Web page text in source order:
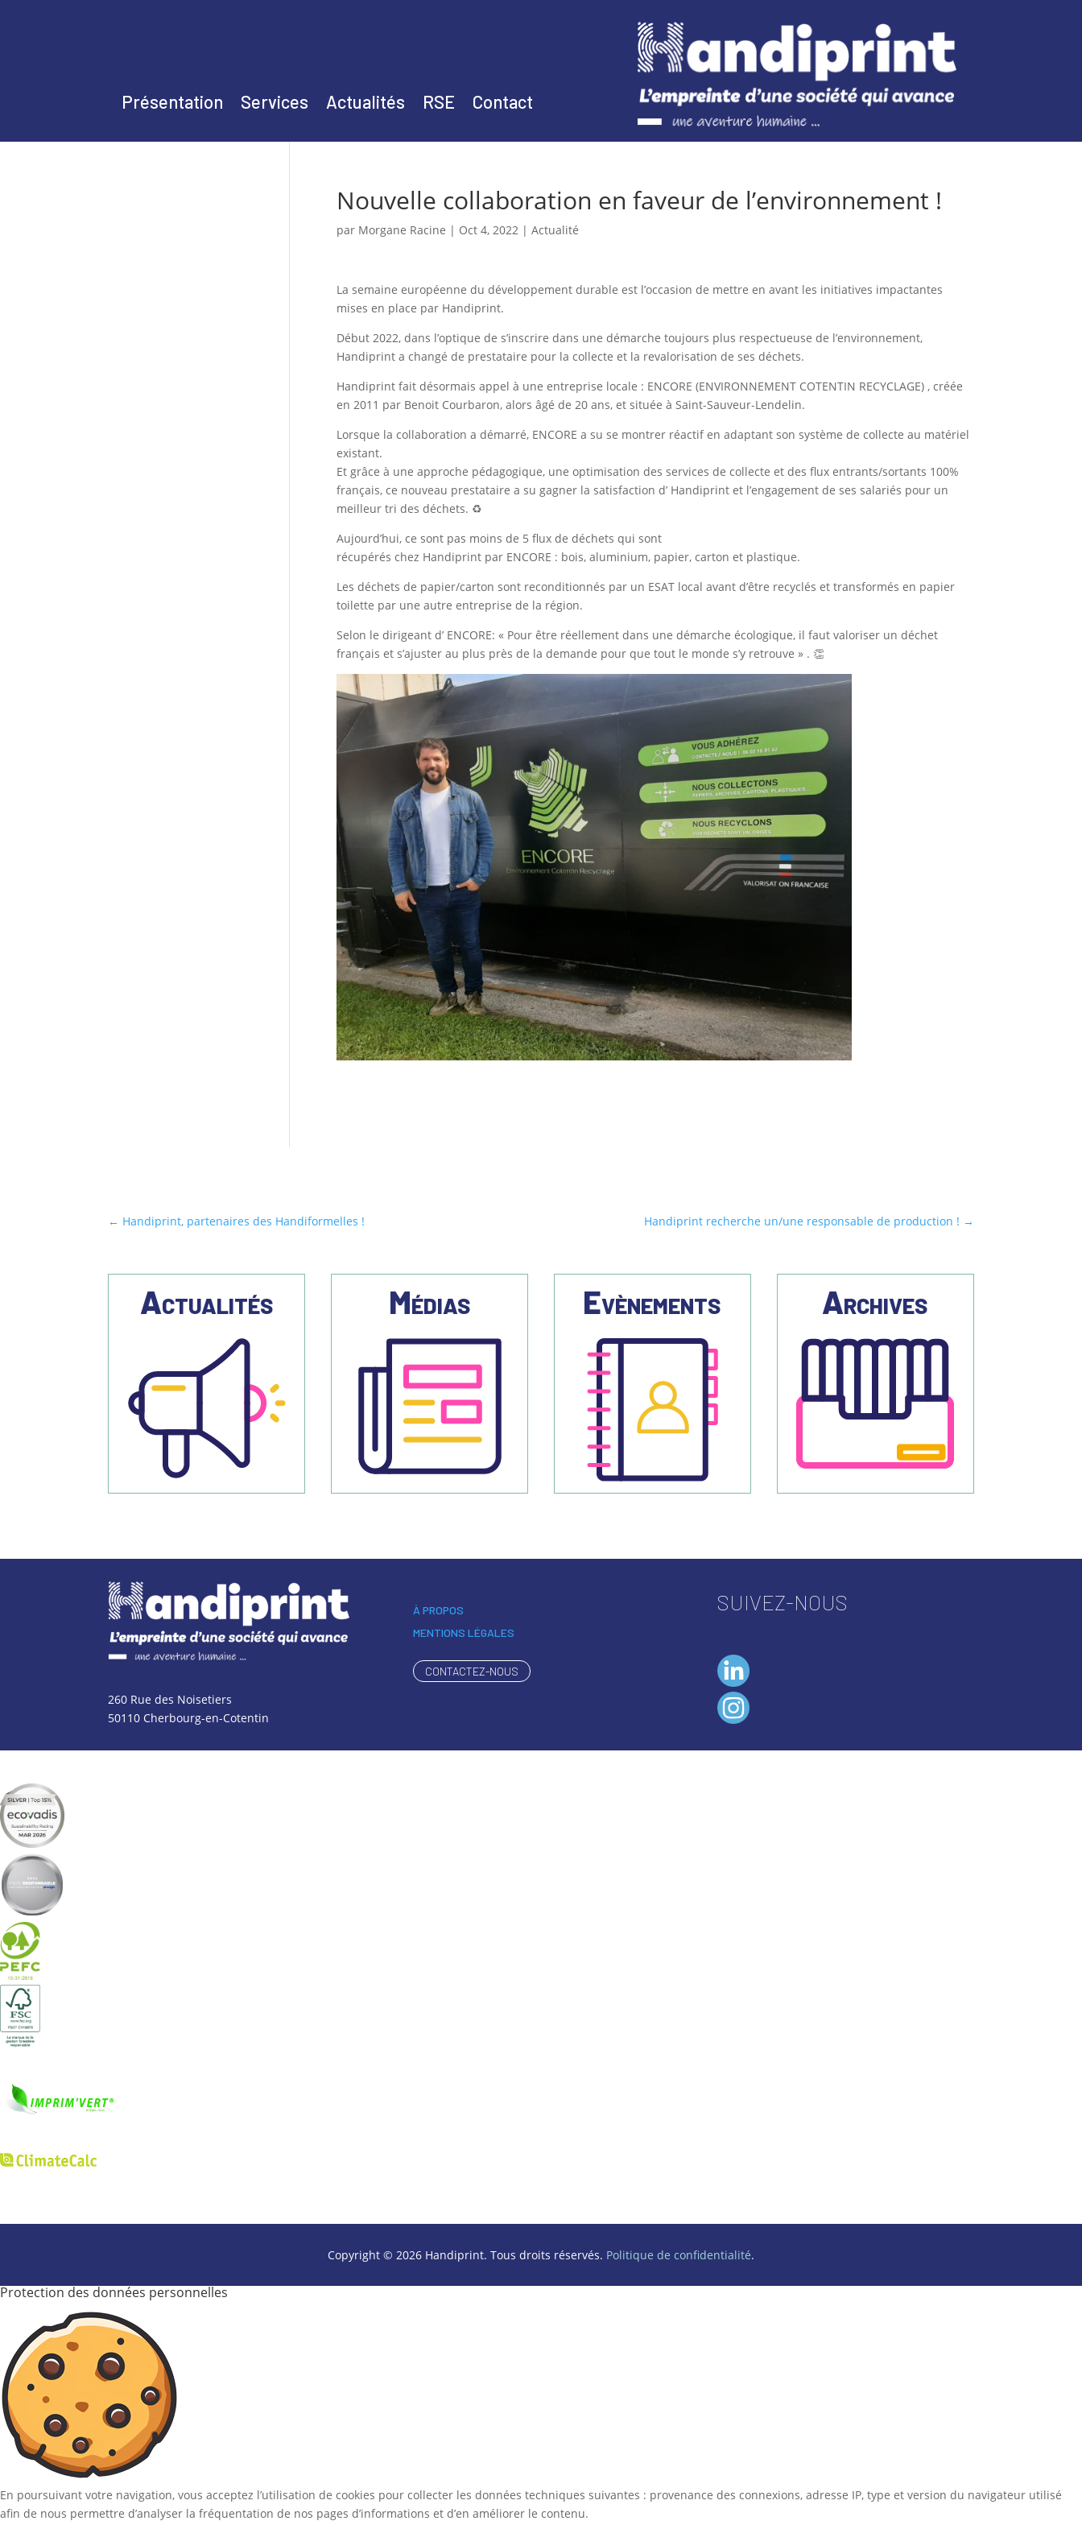
Présentation Services Actualités RSE Contact
Nouvelle collaboration en faveur de l’environnement !
par Morgane Racine | Oct 4, 2022 | Actualité
La semaine européenne du développement durable est l’occasion de mettre en avant les initiatives impactantes
mises en place par Handiprint.
Début 2022, dans l’optique de s’inscrire dans une démarche toujours plus respectueuse de l’environnement,
Handiprint a changé de prestataire pour la collecte et la revalorisation de ses déchets.
Handiprint fait désormais appel à une entreprise locale : ENCORE (ENVIRONNEMENT COTENTIN RECYCLAGE) , créée
en 2011 par Benoit Courbaron, alors âgé de 20 ans, et située à Saint-Sauveur-Lendelin.
Lorsque la collaboration a démarré, ENCORE a su se montrer réactif en adaptant son système de collecte au matériel
existant.
Et grâce à une approche pédagogique, une optimisation des services de collecte et des flux entrants/sortants 100%
français, ce nouveau prestataire a su gagner la satisfaction d’ Handiprint et l’engagement de ses salariés pour un
meilleur tri des déchets. ♻️
Aujourd’hui, ce sont pas moins de 5 flux de déchets qui sont
récupérés chez Handiprint par ENCORE : bois, aluminium, papier, carton et plastique.
Les déchets de papier/carton sont reconditionnés par un ESAT local avant d’être recyclés et transformés en papier
toilette par une autre entreprise de la région.
Selon le dirigeant d’ ENCORE: « Pour être réellement dans une démarche écologique, il faut valoriser un déchet
français et s’ajuster au plus près de la demande pour que tout le monde s’y retrouve » . 👏
← Handiprint, partenaires des Handiformelles ! Handiprint recherche un/une responsable de production ! →
Actualités Médias Evènements Archives
260 Rue des Noisetiers
50110 Cherbourg-en-Cotentin
À PROPOS
MENTIONS LÉGALES
CONTACTEZ-NOUS
SUIVEZ-NOUS
Copyright © 2026 Handiprint. Tous droits réservés. Politique de confidentialité.
Protection des données personnelles
En poursuivant votre navigation, vous acceptez l’utilisation de cookies pour collecter les données techniques suivantes : provenance des connexions, adresse IP, type et version du navigateur utilisé
afin de nous permettre d’analyser la fréquentation de nos pages d’informations et d’en améliorer le contenu.